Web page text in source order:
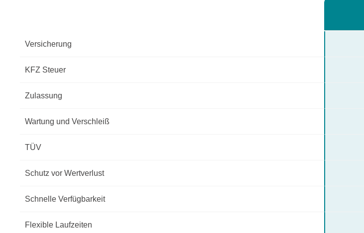
Versicherung
KFZ Steuer
Zulassung
Wartung und Verschleiß
TÜV
Schutz vor Wertverlust
Schnelle Verfügbarkeit
Flexible Laufzeiten